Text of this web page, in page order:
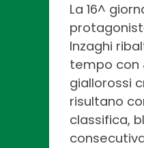
La 16^
Inzaghi
tempo con
giallorossi
risultano
classifica,